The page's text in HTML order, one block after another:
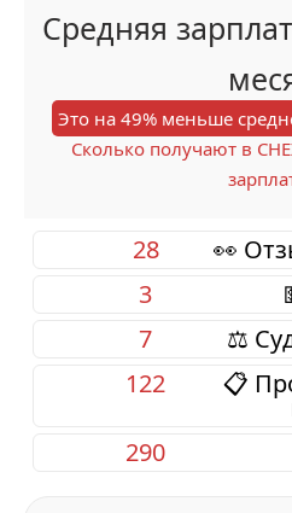
Средняя
Это на 49% меньше
Сколько получают в
👀
28
3
⚖️
7
📋
122
290